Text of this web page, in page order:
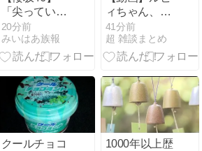
「尖ってい
て...」メンバ
ーの意外な友
達事情が明ら
20分前
みいはあ族報
ィちゃん、浜
田雅功に首を
絞められたせ
いで段々おか
える
41分前
超 雑談まとめ
クールチョコ
1000年以上歴